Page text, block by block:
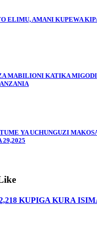
ELIMU, AMANI KUPEWA
MABILIONI KATIKA MIGODI
YA UCHUNGUZI
KUPIGA KURA